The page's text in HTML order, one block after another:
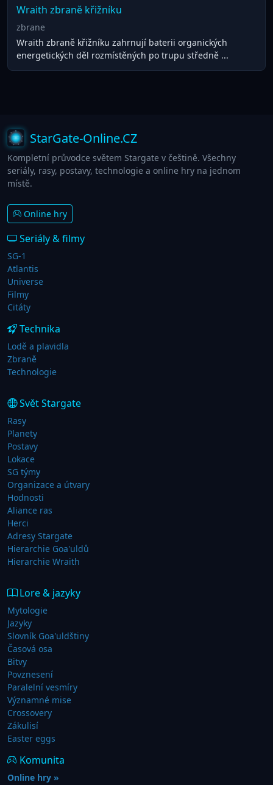
Wraith zbraně křižníku
zbrane
Wraith zbraně křižníku zahrnují baterii organických
energetických děl rozmístěných po trupu středně ...
StarGate-Online.CZ
Kompletní průvodce světem Stargate v češtině. Všechny
seriály, rasy, postavy, technologie a online hry na jednom
místě.
Online hry
Seriály & filmy
SG-1
Atlantis
Universe
Filmy
Citáty
Technika
Lodě a plavidla
Zbraně
Technologie
Svět Stargate
Rasy
Planety
Postavy
Lokace
SG týmy
Organizace a útvary
Hodnosti
Aliance ras
Herci
Adresy Stargate
Hierarchie Goa'uldů
Hierarchie Wraith
Lore & jazyky
Mytologie
Jazyky
Slovník Goa'uldštiny
Časová osa
Bitvy
Povznesení
Paralelní vesmíry
Významné mise
Crossovery
Zákulisí
Easter eggs
Komunita
Online hry »